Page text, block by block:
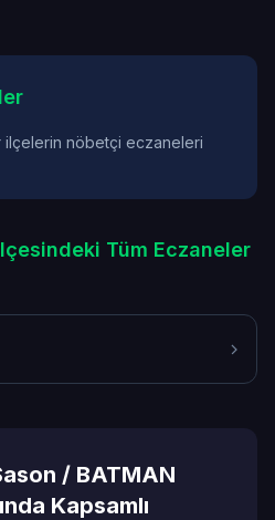
ilçelerin nöbetçi eczaneleri
Tüm Eczaneler
/ BATMAN
Kapsamlı